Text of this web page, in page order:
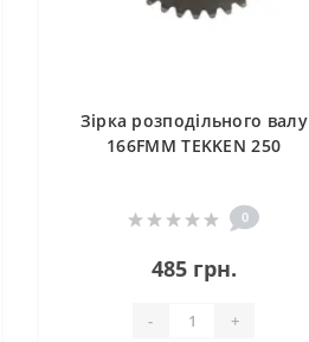
Зірка розподільного валу
166FMM TEKKEN 250
0
485 грн.
- +